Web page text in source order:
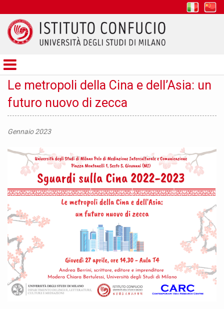
Confucio
Le metropoli della Cina e dell’Asia: un
futuro nuovo di zecca
Gennaio 2023